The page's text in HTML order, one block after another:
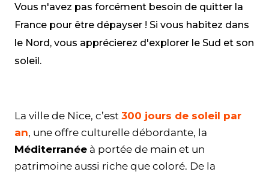
Vous n'avez pas forcément besoin de quitter la
France pour être dépayser ! Si vous habitez dans
le Nord, vous apprécierez d'explorer le Sud et son
soleil.
La ville de Nice, c’est 300 jours de soleil par
an, une offre culturelle débordante, la
Méditerranée à portée de main et un
patrimoine aussi riche que coloré. De la